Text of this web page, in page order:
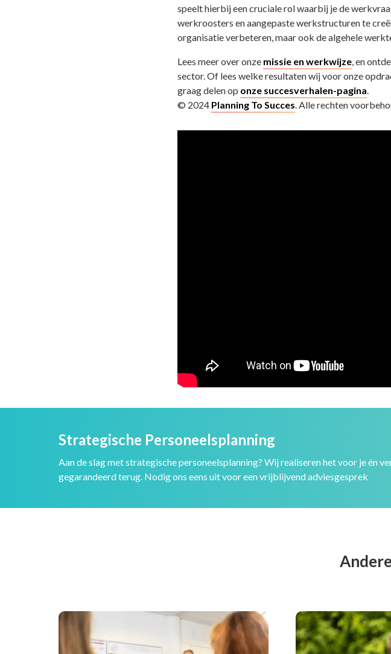
speelt hierbij een cruciale rol waarbij je de
werkroosters en aangepaste werkstructuren te
organisatie verbeteren, maar ook de algehele
Lees meer over onze missie en werkwijze, en
sector. Of lees welke resultaten wij voor onze
graag delen op onze succesverhalen-pagina
© 2024 Planning To Succes . Alle rechten
Strategische Personeelsplanning
Aan de slag met strategische personeelsplanning? Wij realiseren het voor je én
gegarandeerd terug. Nodig ons eens uit voor een vrijblijvend adviesgesprek